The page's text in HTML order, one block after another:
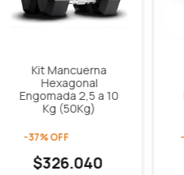
Kit Mancuerna
Hexagonal
Engomada 2,5 a 10
Kg (50Kg)
-37%OFF
$326.040